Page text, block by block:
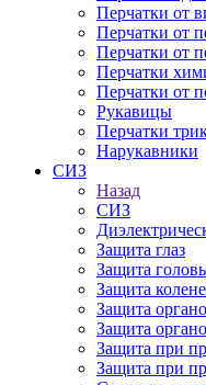
Перчатки от
Перчатки от
Перчатки от
Перчатки
Перчатки от
Рукавицы
Перчатки
Нарукавники
СИЗ
Назад
СИЗ
Защита глаз
Защита
Защита
Защита
Защита
Защита при
Защита при